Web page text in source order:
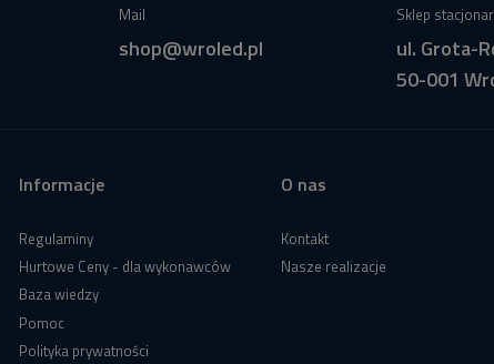
Mail
shop@wroled.pl
Sklep
ul. Grota-
50-001
Informacje
Regulaminy
Hurtowe Ceny - dla wykonawców
Baza wiedzy
Pomoc
Polityka prywatności
O nas
Kontakt
Nasze realizacje